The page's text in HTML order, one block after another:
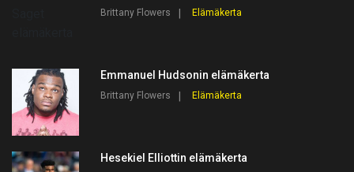
Brittany Flowers Elämäkerta
Emmanuel Hudsonin elämäkerta
Brittany Flowers Elämäkerta
Hesekiel Elliottin elämäkerta